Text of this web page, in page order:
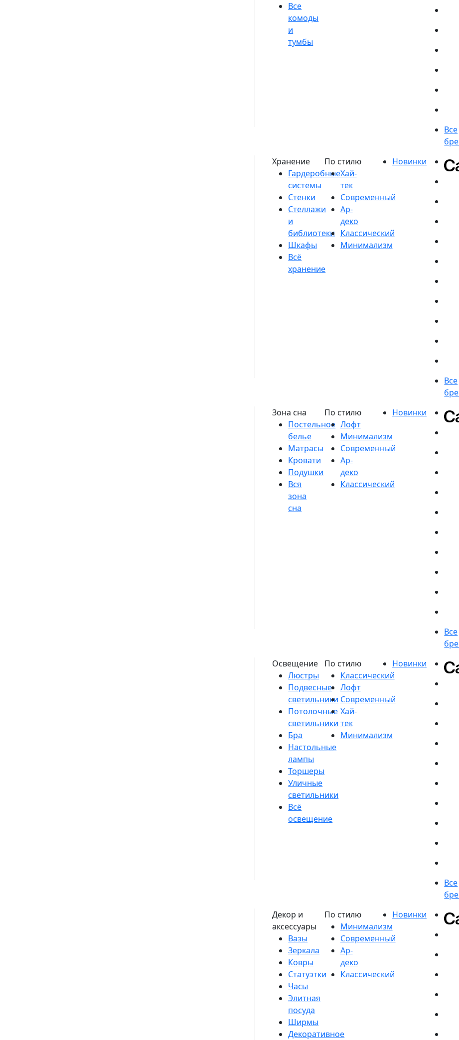
Гардеробные
системы
Стенки
Стеллажи
и
библиотеки
Шкафы
Постельное
белье
Матрасы
Кровати
Подушки
Люстры
Подвесные
светильники
Потолочные
светильники
Бра
Настольные
лампы
Торшеры
Уличные
светильники
Вазы
Зеркала
Ковры
Статуэтки
Часы
Элитная
посуда
Ширмы
Декоративное